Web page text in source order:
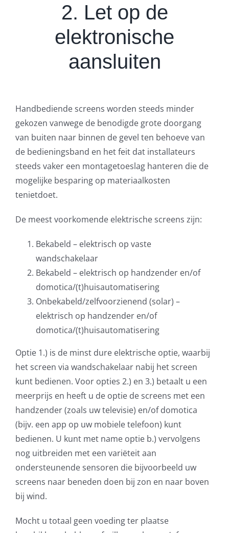
2. Let op de
elektronische
aansluiten
Handbediende screens worden steeds minder
gekozen vanwege de benodigde grote doorgang
van buiten naar binnen de gevel ten behoeve van
de bedieningsband en het feit dat installateurs
steeds vaker een montagetoeslag hanteren die de
mogelijke besparing op materiaalkosten
tenietdoet.
De meest voorkomende elektrische screens zijn:
Bekabeld – elektrisch op vaste
wandschakelaar
Bekabeld – elektrisch op handzender en/of
domotica/(t)huisautomatisering
Onbekabeld/zelfvoorzienend (solar) –
elektrisch op handzender en/of
domotica/(t)huisautomatisering
Optie 1.) is de minst dure elektrische optie, waarbij
het screen via wandschakelaar nabij het screen
kunt bedienen. Voor opties 2.) en 3.) betaalt u een
meerprijs en heeft u de optie de screens met een
handzender (zoals uw televisie) en/of domotica
(bijv. een app op uw mobiele telefoon) kunt
bedienen. U kunt met name optie b.) vervolgens
nog uitbreiden met een variëteit aan
ondersteunende sensoren die bijvoorbeeld uw
screens naar beneden doen bij zon en naar boven
bij wind.
Mocht u totaal geen voeding ter plaatse